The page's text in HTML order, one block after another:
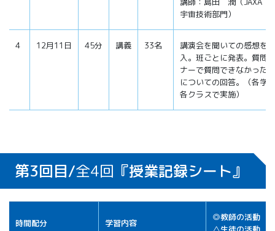
宇宙技術部門）
4 12月11日 45分 講義 33名
講演会を聞いての感想を記
入。班ごとに発表。質問
ナーで質問できなかった
についての回答。（各学
各クラスで実施）
第3回目/全4回 『授業記録シート』
時間配分 学習内容
◎教師の活動